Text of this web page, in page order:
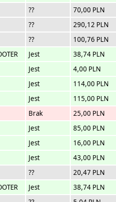
?? 70,00 PLN
?? 290,12 PLN
?? 100,76 PLN
Jest 38,74 PLN
Jest 4,00 PLN
Jest 114,00 PLN
Jest 115,00 PLN
Brak 25,00 PLN
Jest 85,00 PLN
Jest 16,00 PLN
Jest 43,00 PLN
?? 20,47 PLN
Jest 38,74 PLN